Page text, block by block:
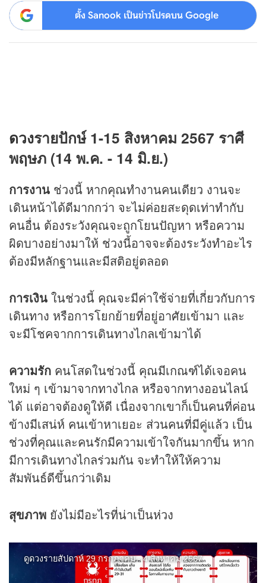
ตั้ง Sanook เป็นข่าวโปรดบน Google
ดวงรายปักษ์ 1-15 สิงหาคม 2567 ราศี
พฤษภ (14 พ.ค. - 14 มิ.ย.)
การงาน ช่วงนี้ หากคุณทำงานคนเดียว งานจะ
เดินหน้าได้ดีมากกว่า จะไม่ค่อยสะดุดเท่าทำกับ
คนอื่น ต้องระวังคุณจะถูกโยนปัญหา หรือความ
ผิดบางอย่างมาให้ ช่วงนี้อาจจะต้องระวังทำอะไร
ต้องมีหลักฐานและมีสติอยู่ตลอด
การเงิน ในช่วงนี้ คุณจะมีค่าใช้จ่ายที่เกี่ยวกับการ
เดินทาง หรือการโยกย้ายที่อยู่อาศัยเข้ามา และ
จะมีโชคจากการเดินทางไกลเข้ามาได้
ความรัก คนโสดในช่วงนี้ คุณมีเกณฑ์ได้เจอคน
ใหม่ ๆ เข้ามาจากทางไกล หรือจากทางออนไลน์
ได้ แต่อาจต้องดูให้ดี เนื่องจากเขาก็เป็นคนที่ค่อน
ข้างมีเสน่ห์ คนเข้าหาเยอะ ส่วนคนที่มีคู่แล้ว เป็น
ช่วงที่คุณและคนรักมีความเข้าใจกันมากขึ้น หาก
มีการเดินทางไกลร่วมกัน จะทำให้ให้ความ
สัมพันธ์ดีขึ้นกว่าเดิม
สุขภาพ ยังไม่มีอะไรที่น่าเป็นห่วง